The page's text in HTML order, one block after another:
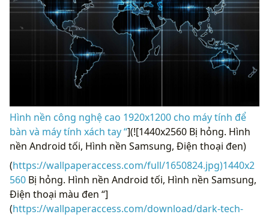
Hình nền công nghệ cao 1920x1200 cho máy tính để
bàn và máy tính xách tay “](![1440x2560 Bị hỏng. Hình
nền Android tối, Hình nền Samsung, Điện thoại đen)
(https://wallpaperaccess.com/full/1650824.jpg)1440x2
560 Bị hỏng. Hình nền Android tối, Hình nền Samsung,
Điện thoại màu đen “]
(https://wallpaperaccess.com/download/dark-tech-